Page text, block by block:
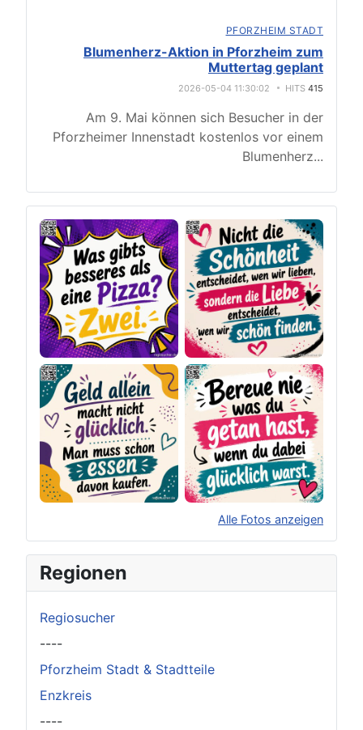
PFORZHEIM STADT
Blumenherz-Aktion in Pforzheim zum
Muttertag geplant
2026-05-04 11:30:02 HITS 415
Am 9. Mai können sich Besucher in der
Pforzheimer Innenstadt kostenlos vor einem
Blumenherz...
Alle Fotos anzeigen
Original herunterladen
Regionen
Regiosucher
----
Pforzheim Stadt & Stadtteile
Enzkreis
----